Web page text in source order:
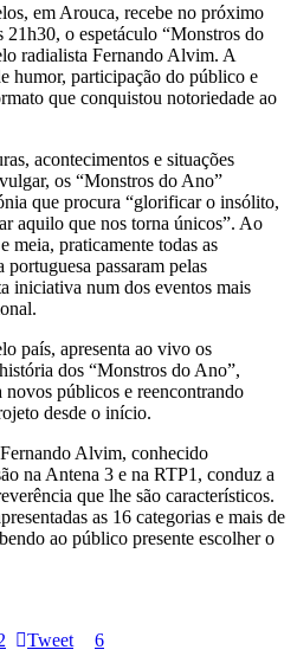
em Arouca, recebe no próximo
o espetáculo “Monstros do
radialista Fernando Alvim. A
humor, participação do público e
que conquistou notoriedade ao
acontecimentos e situações
os “Monstros do Ano”
que procura “glorificar o insólito,
aquilo que nos torna únicos”. Ao
meia, praticamente todas as
passaram pelas
iniciativa num dos eventos mais
país, apresenta ao vivo os
dos “Monstros do Ano”,
públicos e reencontrando
desde o início.
Alvim, conhecido
na Antena 3 e na RTP1, conduz a
que lhe são característicos.
as 16 categorias e mais de
ao público presente escolher o
Tweet 6